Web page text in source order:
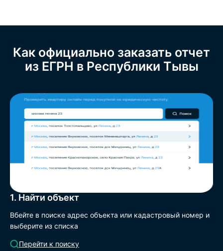
Как официально заказать отчет
из ЕГРН в Республики Тывы
1. Найти объект
Вбейте в поиске адрес объекта или кадастровый номер и
выберите из списка
Перейти к поиску